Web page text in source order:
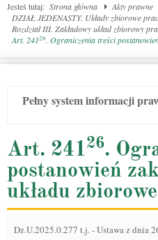
Jesteś tutaj: Strona główna Akty prawne
DZIAŁ JEDENASTY. Układy zbiorowe
Rozdział III. Zakładowy układ zbiorowy
Art. 24126. Ograniczenia treści
Pełny system informacji
Art. 24126.
postanowień
układu
Dz.U.2025.0.277 t.j.-Ustawa z dnia